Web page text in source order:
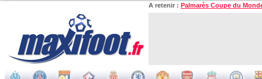
A retenir : Palmarès Coupe du